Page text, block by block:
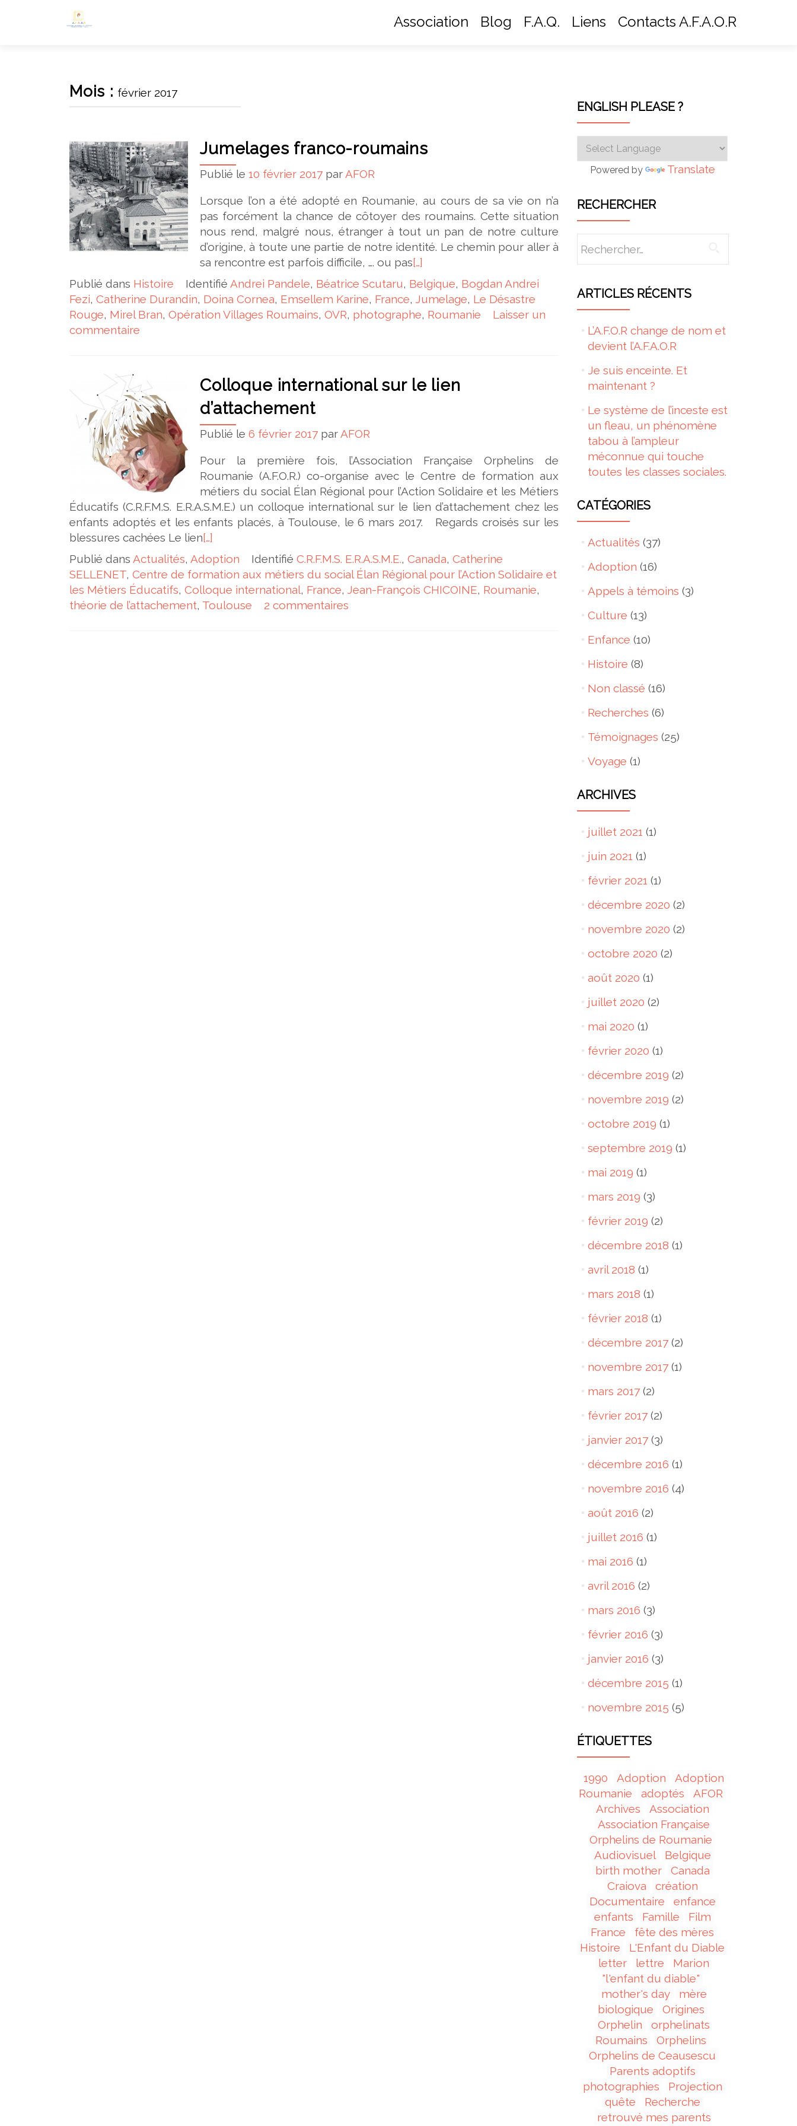
Association Blog F.A.Q. Liens Contacts A.F.A.O.R
Mois : février 2017
Jumelages franco-roumains
Publié le 10 février 2017 par AFOR
Lorsque l’on a été adopté en Roumanie, au cours de sa vie on n’a
pas forcément la chance de côtoyer des roumains. Cette situation
nous rend, malgré nous, étranger à tout un pan de notre culture
d’origine, à toute une partie de notre identité. Le chemin pour aller à
sa rencontre est parfois difficile, …. ou pas[…]
Publié dans Histoire Identifié Andrei Pandele, Béatrice Scutaru, Belgique, Bogdan Andrei
Fezi, Catherine Durandin, Doina Cornea, Emsellem Karine, France, Jumelage, Le Désastre
Rouge, Mirel Bran, Opération Villages Roumains, OVR, photographe, Roumanie
Laisser un
commentaire
Colloque international sur le lien
d’attachement
Publié le 6 février 2017 par AFOR
Pour la première fois, l’Association Française Orphelins de
Roumanie (A.F.O.R.) co-organise avec le Centre de formation aux
métiers du social Élan Régional pour l’Action Solidaire et les Métiers
Éducatifs (C.R.F.M.S. E.R.A.S.M.E.) un colloque international sur le lien d’attachement chez les
enfants adoptés et les enfants placés, à Toulouse, le 6 mars 2017. Regards croisés sur les
blessures cachées Le lien[…]
Publié dans Actualités, Adoption Identifié C.R.F.M.S. E.R.A.S.M.E., Canada, Catherine
SELLENET, Centre de formation aux métiers du social Élan Régional pour l’Action Solidaire et
les Métiers Éducatifs, Colloque international, France, Jean-François CHICOINE, Roumanie,
théorie de l’attachement, Toulouse 2 commentaires
ENGLISH PLEASE ?
Powered by Translate
RECHERCHER
ARTICLES RÉCENTS
L’A.F.O.R change de nom et
devient l’A.F.A.O.R
Je suis enceinte. Et
maintenant ?
Le système de l’inceste est
un fleau, un phénomène
tabou à l’ampleur
méconnue qui touche
toutes les classes sociales.
CATÉGORIES
Actualités (37)
Adoption (16)
Appels à témoins (3)
Culture (13)
Enfance (10)
Histoire (8)
Non classé (16)
Recherches (6)
Témoignages (25)
Voyage (1)
ARCHIVES
juillet 2021 (1)
juin 2021 (1)
février 2021 (1)
décembre 2020 (2)
novembre 2020 (2)
octobre 2020 (2)
août 2020 (1)
juillet 2020 (2)
mai 2020 (1)
février 2020 (1)
décembre 2019 (2)
novembre 2019 (2)
octobre 2019 (1)
septembre 2019 (1)
mai 2019 (1)
mars 2019 (3)
février 2019 (2)
décembre 2018 (1)
avril 2018 (1)
mars 2018 (1)
février 2018 (1)
décembre 2017(2)
novembre 2017(1)
mars 2017(2)
février 2017(2)
janvier 2017(3)
décembre 2016 (1)
novembre 2016 (4)
août 2016 (2)
juillet 2016 (1)
mai 2016 (1)
avril 2016 (2)
mars 2016 (3)
février 2016 (3)
janvier 2016 (3)
décembre 2015 (1)
novembre 2015 (5)
ÉTIQUETTES
1990 Adoption
Adoption
Roumanie
adoptés
AFOR
Archives
Association
Association Française
Orphelins de Roumanie
Audiovisuel
Belgique
birth mother
Canada
Craiova
création
Documentaire
enfance
enfants
Famille
Film
France
fête des mères
Histoire
L'Enfant du Diable
letter
lettre
Marion
"l'enfant du diable"
mother's day
mère
biologique
Origines
Orphelin
orphelinats
Roumains
Orphelins
Orphelins de Ceausescu
Parents adoptifs
photographies
Projection
quête
Recherche
retrouvé mes parents